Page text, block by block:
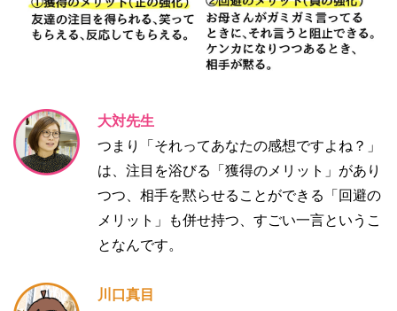
大対先生
つまり「それってあなたの感想ですよね？」
は、注目を浴びる「獲得のメリット」があり
つつ、相手を黙らせることができる「回避の
メリット」も併せ持つ、すごい一言というこ
となんです。
川口真目